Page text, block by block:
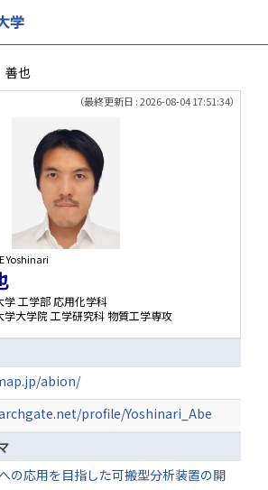
也
（最終更新日 : 2026-08-04 17:51:34）
Yoshinari
学 工学部 応用化学科
学大学院 工学研究科 物質工学専攻
abion/
profile/Yoshinari_Abe
の応用を目指した可搬型分析装置の開